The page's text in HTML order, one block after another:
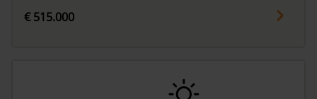
€ 515.000